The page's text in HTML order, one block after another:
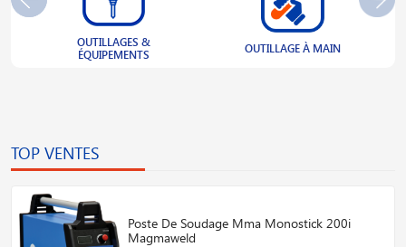
OUTILLAGES &
ÉQUIPEMENTS
OUTILLAGE À MAIN
TOP VENTES
Poste De Soudage Mma Monostick 200i
Magmaweld